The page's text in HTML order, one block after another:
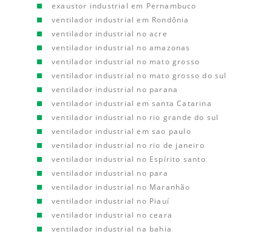
exaustor industrial em Pernambuco
ventilador industrial em Rondônia
ventilador industrial no acre
ventilador industrial no amazonas
ventilador industrial no mato grosso
ventilador industrial no mato grosso do sul
ventilador industrial no parana
ventilador industrial em santa Catarina
ventilador industrial no rio grande do sul
ventilador industrial em sao paulo
ventilador industrial no rio de janeiro
ventilador industrial no Espírito santo
ventilador industrial no para
ventilador industrial no Maranhão
ventilador industrial no Piauí
ventilador industrial no ceara
ventilador industrial na bahia